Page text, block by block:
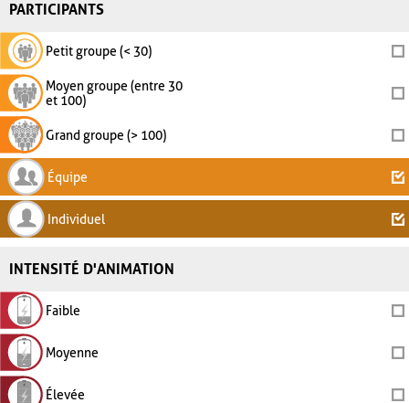
PARTICIPANTS
Petit groupe (< 30)
Moyen groupe (entre 30
et 100)
Grand groupe (> 100)
Équipe
Individuel
INTENSITÉ D'ANIMATION
Faible
Moyenne
Élevée